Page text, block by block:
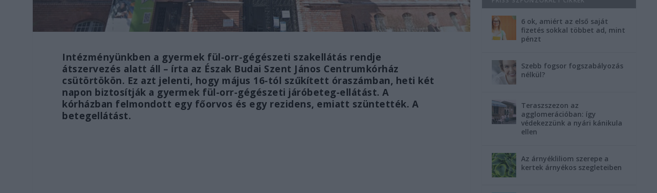
Intézményünkben a gyermek fül-orr-gégészeti szakellátás rendje
átszervezés alatt áll – írta az Észak Budai Szent János Centrumkórház
csütörtökön. Ez azt jelenti, hogy május 16-tól szűkített óraszámban, heti két
napon biztosítják a gyermek fül-orr-gégészeti járóbeteg-ellátást. A
kórházban felmondott egy főorvos és egy rezidens, emiatt szüntették. A
betegellátást.
6 ok, amiért az első saját
fizetés sokkal többet ad, mint
pénzt
Szebb fogsor fogszabályozás
nélkül?
Teraszszezon az
agglomerációban: így
védekezzünk a nyári kánikula
ellen
Az árnyékliliom szerepe a
kertek árnyékos szegleteiben